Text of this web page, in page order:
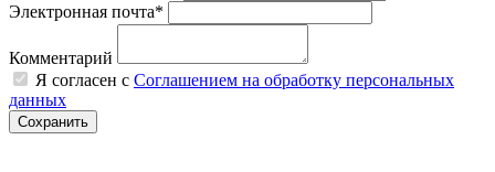
Электронная почта*
Комментарий
Я согласен с Соглашением на обработку персональных
данных